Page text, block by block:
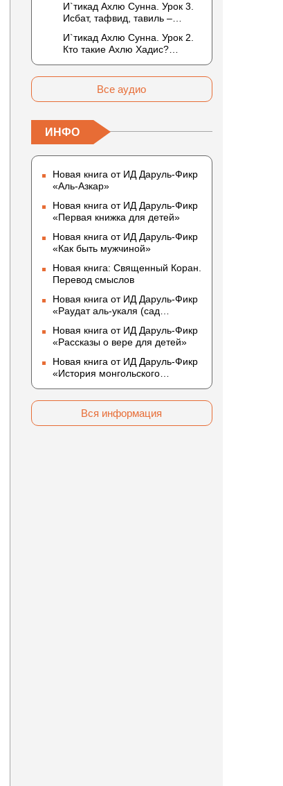
Всевышнего? Можно ли
отрицать в отношении Аллаха
недостатки, отрицание
которых не пришло в Коране
и Сунне? Концепция ибн
И`тикад Ахлю Сунна. Урок 3.
Исбат, тафвид, тавиль –
муташабихат. Можно ли
переводить сифаты аль-
хабария на русский язык? Что
означает утверждение
сифата «биля кейфа» (без
образа)?
И`тикад Ахлю Сунна. Урок 2.
Кто такие Ахлю Хадис?
Атрибутов Всевышнего
Все аудио
ИНФО
Новая книга от ИД Даруль-Фикр
«Аль-Азкар»
Новая книга от ИД Даруль-Фикр
«Первая книжка для детей»
Новая книга от ИД Даруль-Фикр
«Как быть мужчиной»
Новая книга: Священный Коран.
Перевод смыслов
Новая книга от ИД Даруль-Фикр
«Раудат аль-укаля (cад
благородных)»
Новая книга от ИД Даруль-Фикр
«Рассказы о вере для детей»
Новая книга от ИД Даруль-Фикр
«История монгольского
Вся информация